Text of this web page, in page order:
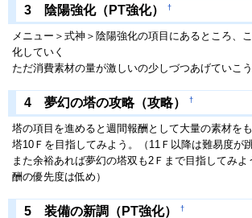
3 陰陽強化（PT強化） †
メニュー＞式神＞陰陽強化の項目にあるところ、
化していく
ただ消費素材の量が激しいの少しづつあげていこう
4 夢幻の塔の攻略（攻略） †
塔の項目を進めると週間報酬として大量の素材をも
塔10Ｆを目指してみよう。（11Ｆ以降は難易度が
また余裕あれば夢幻の塔双も2Ｆまで目指してみ
酬の優先度は低め）
5 装備の新調（PT強化） †